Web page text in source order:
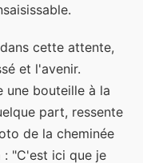
cette attente,
et l'avenir.
une bouteille à la
part, ressente
de la cheminée
: "C'est ici que je